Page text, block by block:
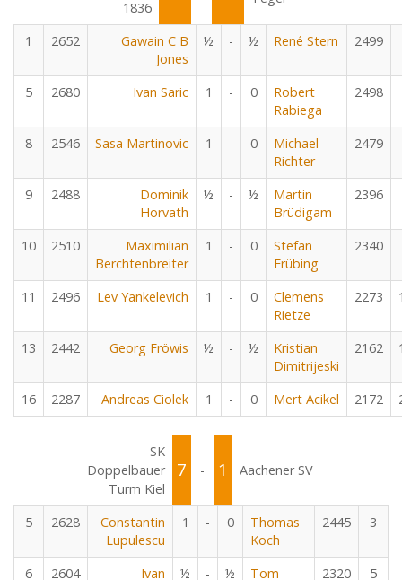
1836
1 2652
Gawain C B
Jones
½ - ½ René Stern 2499
5 2680 Ivan Saric 1 - 0
Robert
Rabiega
2498
8 2546 Sasa Martinovic 1 - 0
Michael
Richter
2479
9 2488
Dominik
Horvath
½ - ½
Martin
Brüdigam
2396
10 2510
Maximilian
Berchtenbreiter
1 - 0
Stefan
Frübing
2340
11 2496 Lev Yankelevich 1 - 0
Clemens
Rietze
2273
13 2442 Georg Fröwis ½ - ½
Kristian
Dimitrijeski
2162
16 2287 Andreas Ciolek 1 - 0 Mert Acikel 2172
SK
Doppelbauer
Turm Kiel
7 - 1 Aachener SV
5 2628
Constantin
Lupulescu
1 - 0
Thomas
Koch
2445 3
6 2604
Ivan
½ - ½
Tom
2320 5